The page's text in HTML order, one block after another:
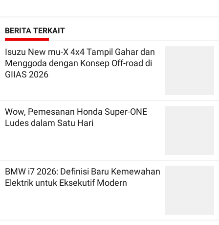
BERITA TERKAIT
Isuzu New mu-X 4x4 Tampil Gahar dan
Menggoda dengan Konsep Off-road di
GIIAS 2026
Wow, Pemesanan Honda Super-ONE
Ludes dalam Satu Hari
BMW i7 2026: Definisi Baru Kemewahan
Elektrik untuk Eksekutif Modern